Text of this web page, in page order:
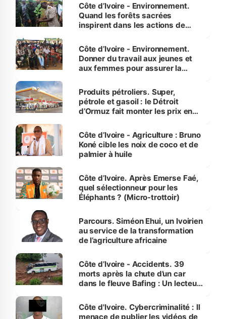
Côte d’Ivoire - Environnement.
Quand les forêts sacrées
inspirent dans les actions de
Côte d’Ivoire - Environnement.
Donner du travail aux jeunes et
aux femmes pour assurer la
menacées
Produits pétroliers. Super,
pétrole et gasoil : le Détroit
d’Ormuz fait monter les prix en
Côte d’Ivoire - Agriculture : Bruno
Koné cible les noix de coco et de
palmier à huile
Côte d’Ivoire. Après Emerse Faé,
quel sélectionneur pour les
Éléphants ? (Micro-trottoir)
Parcours. Siméon Ehui, un Ivoirien
au service de la transformation
de l’agriculture africaine
Côte d’Ivoire - Accidents. 39
morts après la chute d’un car
dans le fleuve Bafing : Un lecteur
des Transports
Côte d'Ivoire. Cybercriminalité : Il
menace de publier les vidéos de